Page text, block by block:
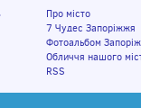
Про місто
7 Чудес Запоріжжя
Фотоальбом
Обличчя нашого
RSS